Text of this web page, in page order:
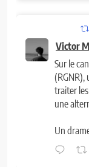
Victor
Sur le
(RGNR),
traiter
une
Un